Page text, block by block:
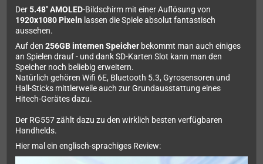
Der5.48" AMOLED-Bildschirm mit einer Auflösung von
1920x1080 Pixeln lassen die Spiele absolut fantastisch
aussehen.
Auf den 256GB internen Speicher bekommt man auch einiges
an Spielen drauf - und dank SD-Karten Slot kann man den
Speicher noch beliebig erweitern.
Natürlich gehören Wifi 6E, Bluetooth 5.3, Gyrosensoren und
Hall-Sticks mittlerweile auch zur Grundausstattung eines
Hitech-Gerätes dazu.
Der RG557 zählt dazu zu den wirklich besten verfügbaren
Handhelds.
Hier mal ein englisch-sprachiges Review: